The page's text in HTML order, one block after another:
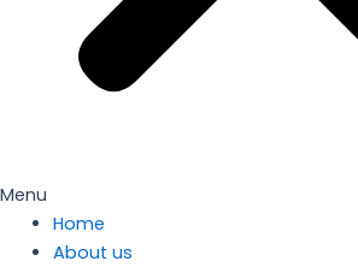
Menu
Home
About us